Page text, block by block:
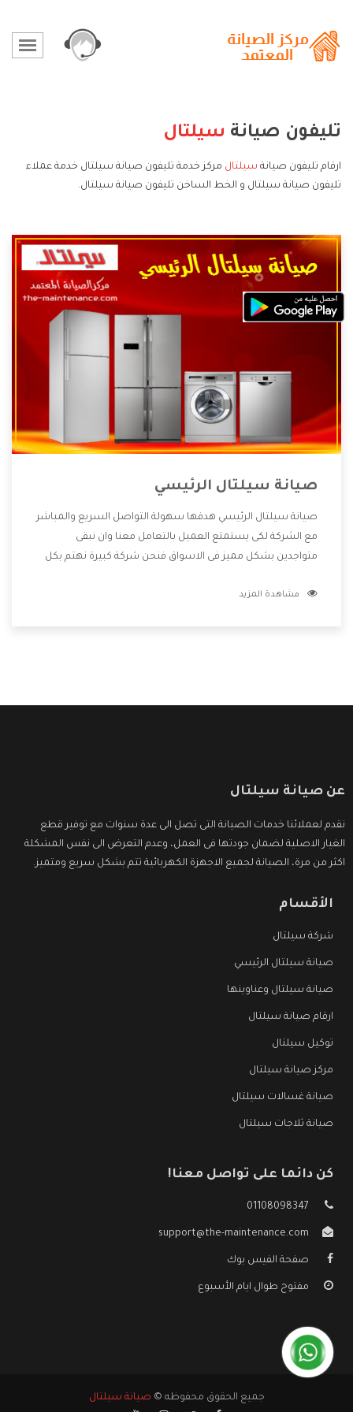
تليفون صيانة سيلتال
ارقام تليفون صيانة سيلتال مركز خدمة تليفون صيانة سيلتال خدمة عملاء
تليفون صيانة سيلتال و الخط الساخن تليفون صيانة سيلتال.
صيانة سيلتال الرئيسي
صيانة سيلتال الرئيسي هدفها سهولة التواصل السريع والمباشر
مع الشركة لكى يستمتع العميل بالتعامل معنا وان نبقى
متواجدين بشكل مميز فى الاسواق فنحن شركة كبيرة نهتم بكل
الشركة بها والتى تكون منها خدمة الصيانة التى تكون من أهم
مشاهدة المزيد
عن صيانة سيلتال
نقدم لعملائنا خدمات الصيانة التى تصل الى عدة سنوات مع توفير قطع
الغيار الاصلية لضمان جودتها فى العمل، وعدم التعرض الى نفس المشكلة
اكثر من مرة، الصيانة لجميع الاجهزة الكهربائية تتم بشكل سريع ومتميز.
الأقسام
شركة سيلتال
صيانة سيلتال الرئيسي
صيانة سيلتال وعناوينها
ارقام صيانة سيلتال
توكيل سيلتال
مركز صيانة سيلتال
صيانة غسالات سيلتال
صيانة ثلاجات سيلتال
كن دائما على تواصل معنا!
01108098347
support@the-maintenance.com
صفحة الفيس بوك
مفتوح طوال ايام الأسبوع
جميع الحقوق محفوظه © صيانة سيلتال